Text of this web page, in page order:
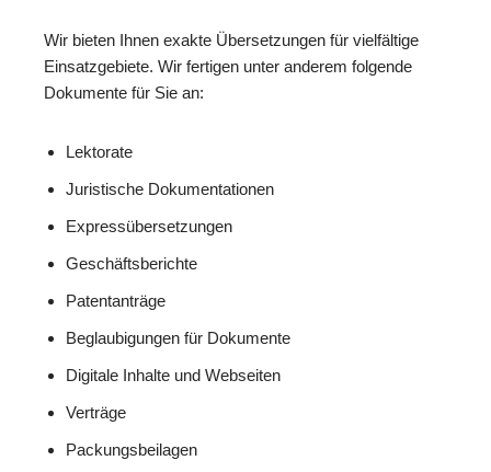
Wir bieten Ihnen exakte Übersetzungen für vielfältige
Einsatzgebiete. Wir fertigen unter anderem folgende
Dokumente für Sie an:
Lektorate
Juristische Dokumentationen
Expressübersetzungen
Geschäftsberichte
Patentanträge
Beglaubigungen für Dokumente
Digitale Inhalte und Webseiten
Verträge
Packungsbeilagen